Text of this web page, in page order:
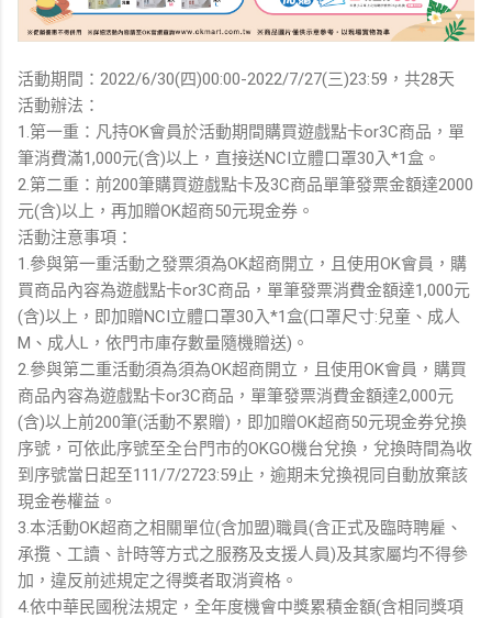
活動期間：2022/6/30(四)00:00-2022/7/27(三)23:59，共28天
活動辦法：
1.第一重：凡持OK會員於活動期間購買遊戲點卡or3C商品，單
筆消費滿1,000元(含)以上，直接送NCI立體口罩30入*1盒。
2.第二重：前200筆購買遊戲點卡及3C商品單筆發票金額達2000
元(含)以上，再加贈OK超商50元現金券。
活動注意事項：
1.參與第一重活動之發票須為OK超商開立，且使用OK會員，購
買商品內容為遊戲點卡or3C商品，單筆發票消費金額達1,000元
(含)以上，即加贈NCI立體口罩30入*1盒(口罩尺寸:兒童、成人
M、成人L，依門市庫存數量隨機贈送)。
2.參與第二重活動須為須為OK超商開立，且使用OK會員，購買
商品內容為遊戲點卡or3C商品，單筆發票消費金額達2,000元
(含)以上前200筆(活動不累贈)，即加贈OK超商50元現金券兌換
序號，可依此序號至全台門市的OKGO機台兌換，兌換時間為收
到序號當日起至111/7/2723:59止，逾期未兌換視同自動放棄該
現金卷權益。
3.本活動OK超商之相關單位(含加盟)職員(含正式及臨時聘雇、
承攬、工讀、計時等方式之服務及支援人員)及其家屬均不得參
加，違反前述規定之得獎者取消資格。
4.依中華民國稅法規定，全年度機會中獎累積金額(含相同獎項